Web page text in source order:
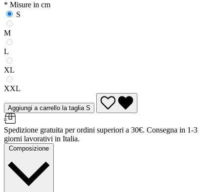
* Misure in cm
S
M
L
XL
XXL
Aggiungi a carrello la taglia S
Spedizione gratuita per ordini superiori a 30€. Consegna in 1-3
giorni lavorativi in Italia.
Composizione